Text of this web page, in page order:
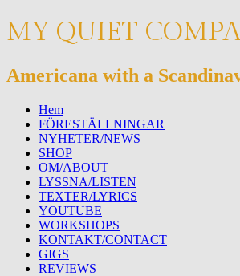
MY QUIET
Americana with a
Meny
Hoppa
innehåll
Hem
FÖRESTÄLLNINGAR
NYHETER/NEWS
SHOP
OM/ABOUT
LYSSNA/LISTEN
TEXTER/LYRICS
YOUTUBE
WORKSHOPS
KONTAKT/CONTACT
GIGS
REVIEWS